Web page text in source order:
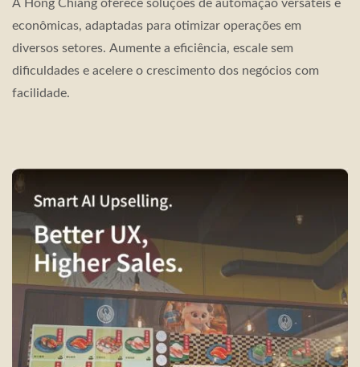
A Hong Chiang oferece soluções de automação versáteis e
econômicas, adaptadas para otimizar operações em
diversos setores. Aumente a eficiência, escale sem
dificuldades e acelere o crescimento dos negócios com
facilidade.